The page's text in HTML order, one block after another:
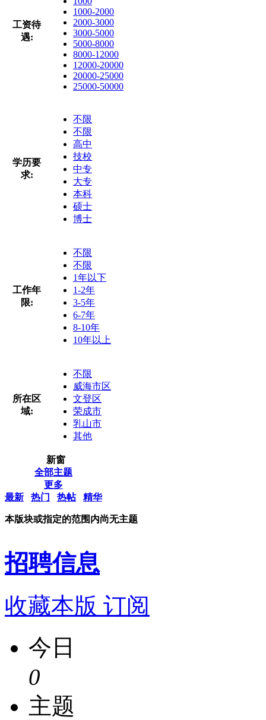
工资待
遇:
1000-2000
2000-3000
3000-5000
5000-8000
8000-12000
12000-20000
20000-25000
25000-50000
学历要
求:
不限
不限
高中
技校
中专
大专
本科
硕士
博士
工作年
限:
不限
不限
1年以下
1-2年
3-5年
6-7年
8-10年
10年以上
所在区
域:
不限
威海市区
文登区
荣成市
乳山市
其他
新窗
全部主题
更多
最新
热门 热帖 精华
本版块或指定的范围内尚无主题
招聘信息
收藏本版 订阅
今日
0
主题